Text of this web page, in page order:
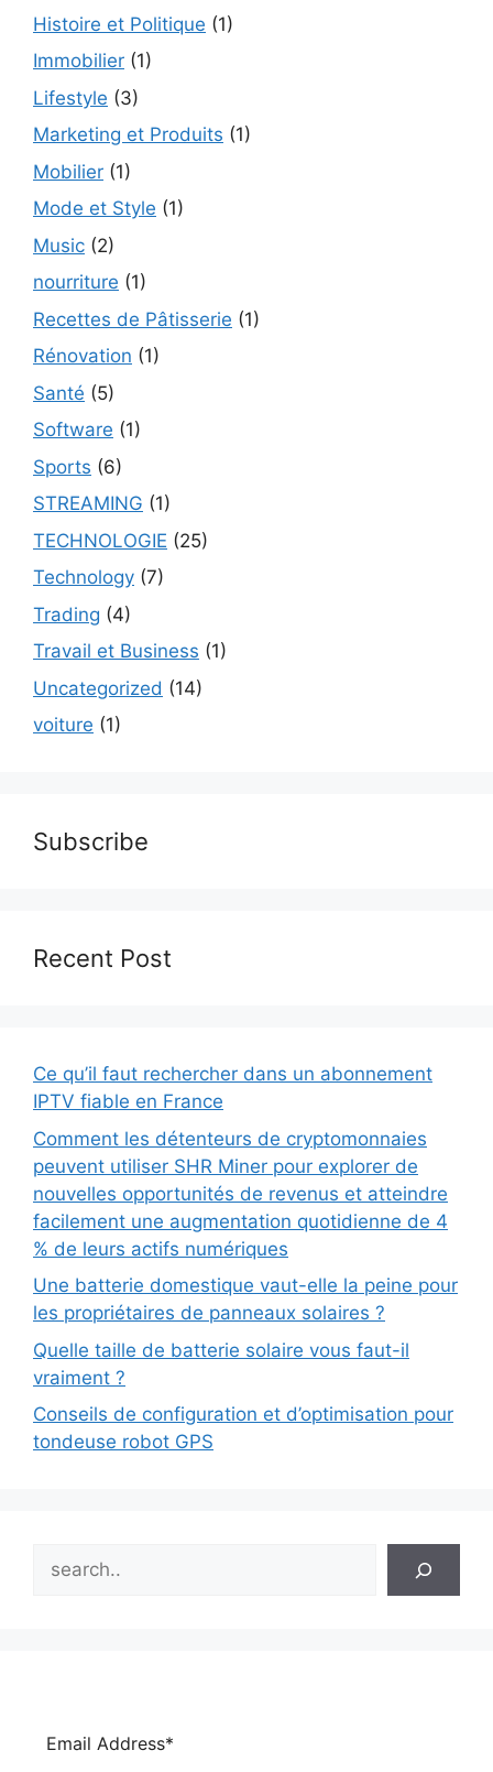
Histoire et Politique (1)
Immobilier (1)
Lifestyle (3)
Marketing et Produits (1)
Mobilier (1)
Mode et Style (1)
Music (2)
nourriture (1)
Recettes de Pâtisserie (1)
Rénovation (1)
Santé (5)
Software (1)
Sports (6)
STREAMING (1)
TECHNOLOGIE (25)
Technology (7)
Trading (4)
Travail et Business (1)
Uncategorized (14)
voiture (1)
Subscribe
Recent Post
Ce qu’il faut rechercher dans un abonnement
IPTV fiable en France
Comment les détenteurs de cryptomonnaies
peuvent utiliser SHR Miner pour explorer de
nouvelles opportunités de revenus et atteindre
facilement une augmentation quotidienne de 4
% de leurs actifs numériques
Une batterie domestique vaut-elle la peine pour
les propriétaires de panneaux solaires ?
Quelle taille de batterie solaire vous faut-il
vraiment ?
Conseils de configuration et d’optimisation pour
tondeuse robot GPS